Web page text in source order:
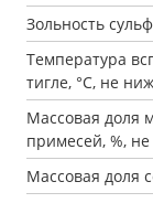
Зольность
Температура
тигле, °С, не
Массовая доля
примесей, %, не
Массовая доля